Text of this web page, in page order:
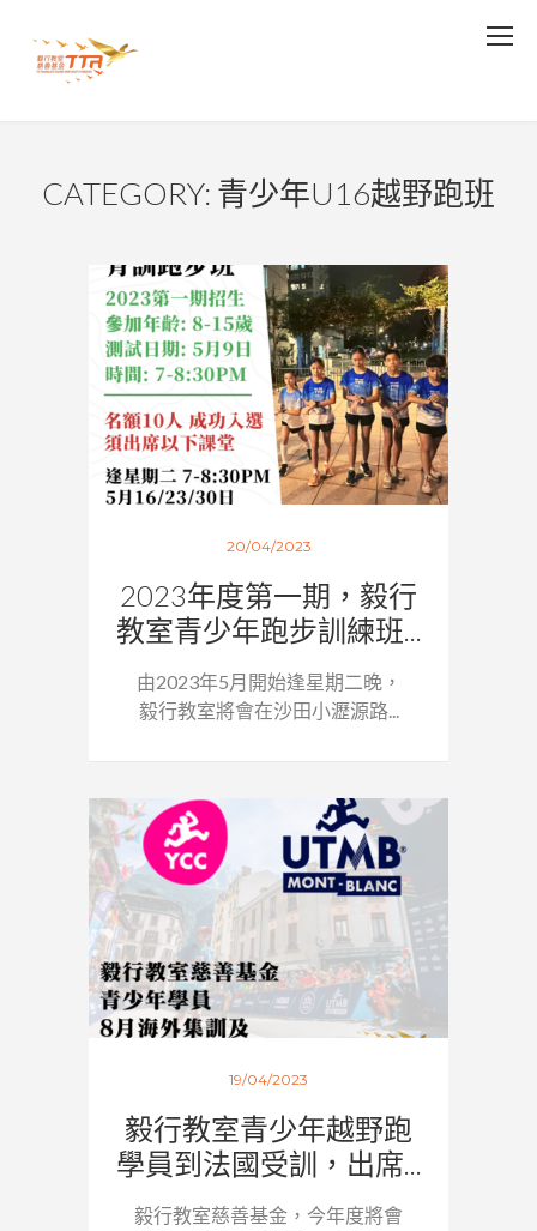
CATEGORY: 青少年U16越野跑班
20/04/2023
2023年度第一期，毅行
教室青少年跑步訓練班...
由2023年5月開始逢星期二晚，
毅行教室將會在沙田小瀝源路...
19/04/2023
毅行教室青少年越野跑
學員到法國受訓，出席...
毅行教室慈善基金，今年度將會